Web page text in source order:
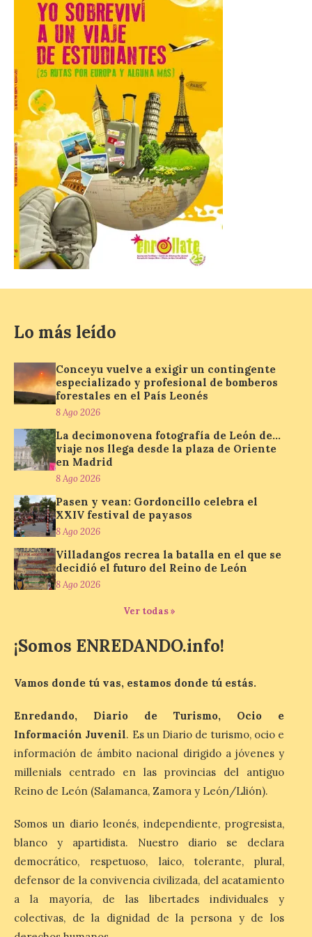
Gijon prohíbe el baño en
San Lorenzo, Poniente y
Arbeyal el día del eclipse a
partir de las 19.00 horas.
8 Ago 2026
Incide en que el eclipse se
verá desde múltiples
puntos de la ciudad, por lo
que no será necesario
desplazarse y se
recomienda no acudir a Gijón/Xixón en
coche ni usarlo ese día. Los accesos a
la Campa Torres y La […]
viaje nos llega desde la
plaza de Oriente en
8 Ago 2026
Nueva edición de León
de…viaje. Una iniciativa
organizado por la sección
juvenil de la Asociación
Enróllate, la Asociación
Conceyu País Llionés y el Diario de
jóvenes “Enredando.info”. Pilar Aller Aller
nos envía la décimo […]
Los minerales y sus usos
más comunes centran la
Museo de la Siderurgia y
8 Ago 2026
La exposición que se
de agosto a las doce y
durante la ‘Feria de
minerales, rocas y fósiles de Castilla y
León’, podrá visitarse hasta finales del
mes de noviembre, con […]
La Bañeza inicia sus
fiestas con el pregón a
cargo de Arturo Martínez
Matilla
8 Ago 2026
Lo más leído
Conceyu vuelve a exigir un contingente
especializado y profesional de bomberos
forestales en el País Leonés
8 Ago 2026
La decimonovena fotografía de León de…
viaje nos llega desde la plaza de Oriente
en Madrid
8 Ago 2026
Pasen y vean: Gordoncillo celebra el
XXIV festival de payasos
8 Ago 2026
Villadangos recrea la batalla en el que se
decidió el futuro del Reino de León
8 Ago 2026
Ver todas »
¡Somos ENREDANDO.info!
Vamos donde tú vas, estamos donde tú estás.
Enredando, Diario de Turismo, Ocio e
Información Juvenil. Es un Diario de turismo, ocio e
información de ámbito nacional dirigido a jóvenes y
millenials centrado en las provincias del antiguo
Reino de León (Salamanca, Zamora y León/Llión).
Somos un diario leonés, independiente, progresista,
blanco y apartidista. Nuestro diario se declara
democrático, respetuoso, laico, tolerante, plural,
defensor de la convivencia civilizada, del acatamiento
a la mayoría, de las libertades individuales y
colectivas, de la dignidad de la persona y de los